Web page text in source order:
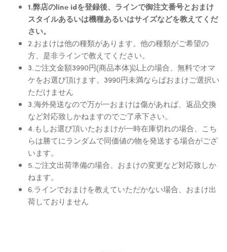
1.弊店のline idを登録後、ラインで御注文番号とおまけ
スタイルあるいは機種あるいはサイズなどを教えてくだ
さい。
2.おまけは他の種類があります。他の種類がご希望の
方、是非ラインで教えてください。
3.ご注文金額3990円(商品本体)以上の場合、無料でオマ
ケをお選び頂けます。3990円未満ならばおまけご選択い
ただけません
3.海外発送なので万が一おまけは傷があれば、返品交換
など対応致しかねますのでご了承下さい。
4.もしお選び頂いたおまけが一時在庫切れの場合、こち
らは勝てにランダムで同価値の物を発送する場合がござ
います。
5.ご注文出荷準備の場合、おまけの変更など対応致しか
ねます。
6.ラインでおまけを教えていただかない場合、おまけ出
荷しておりません